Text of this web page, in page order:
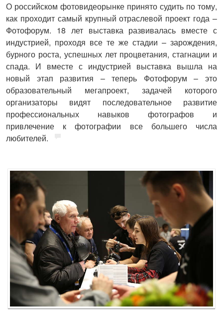
О российском фотовидеорынке принято судить по тому,
как проходит самый крупный отраслевой проект года –
Фотофорум. 18 лет выставка развивалась вместе с
индустрией, проходя все те же стадии – зарождения,
бурного роста, успешных лет процветания, стагнации и
спада. И вместе с индустрией выставка вышла на
новый этап развития – теперь Фотофорум – это
образовательный мегапроект, задачей которого
организаторы видят последовательное развитие
профессиональных навыков фотографов и
привлечение к фотографии все большего числа
любителей.